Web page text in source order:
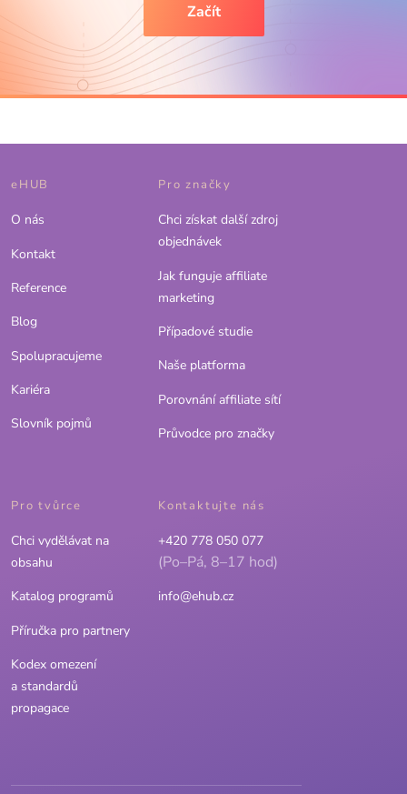
Začít
eHUB
O nás
Kontakt
Reference
Blog
Spolupracujeme
Kariéra
Slovník pojmů
Pro značky
Chci získat další zdroj
objednávek
Jak funguje affiliate
marketing
Případové studie
Naše platforma
Porovnání affiliate sítí
Průvodce pro značky
Pro tvůrce
Chci vydělávat na
obsahu
Katalog programů
Příručka pro partnery
Kodex omezení
a standardů
propagace
Kontaktujte nás
+420 778 050 077
(Po–Pá, 8–17 hod)
info@ehub.cz